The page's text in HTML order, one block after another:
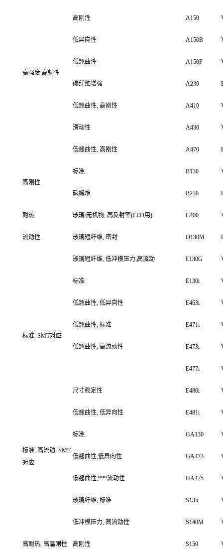
高强度 高韧性
高刚性 A150
低异向性 A150B
低翘曲性 A150F
碳纤维增强 A230
低翘曲性, 高刚性 A410
滑动性 A430
低翘曲性, 高刚性 A470
高刚性
标准 B130
碳纖維 B230
耐热 玻璃/无机物, 高反射率(LED用) C400
流动性 玻璃短纤维, 密封 D130M
标准, SMT对应
玻璃短纤维, 低冲模压力,高流动 E130G
标准 E130i
低翘曲性, 低异向性 E463i
低翘曲性, 标准 E471i
低翘曲性, 高流动性 E473i
E477i
尺寸稳定性 E480i
低翘曲性, 低异向性 E481i
标准, 高流动, SMT
对应
标准 GA130
低翘曲性,低异向性 GA473
低翘曲性,***流动性 HA475
高耐热, 高温刚性
玻璃纤维, 标准 S135
低冲模压力, 高流动性 S140M
高刚性 S150